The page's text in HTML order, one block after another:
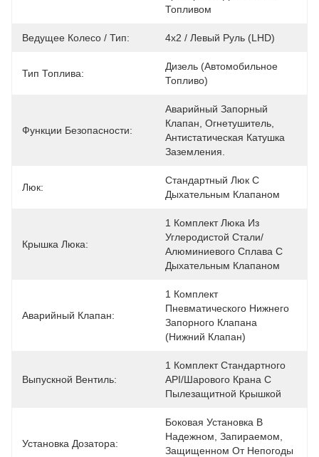
Топливом
Ведущее Колесо / Тип: 4x2 / Левый Руль (LHD)
Тип Топлива:
Дизель (автомобильное
Топливо)
Функции Безопасности:
Аварийный Запорный
Клапан, Огнетушитель,
Антистатическая Катушка
Заземления.
Люк:
Стандартный Люк С
Дыхательным Клапаном
Крышка Люка:
1 Комплект Люка Из
Углеродистой Стали/
Алюминиевого Сплава С
Дыхательным Клапаном
Аварийный Клапан:
1 Комплект
Пневматического Нижнего
Запорного Клапана
(нижний Клапан)
Выпускной Вентиль:
1 Комплект Стандартного
API/шарового Крана С
Пылезащитной Крышкой
Установка Дозатора:
Боковая Установка В
Надежном, Запираемом,
Защищенном От Непогоды